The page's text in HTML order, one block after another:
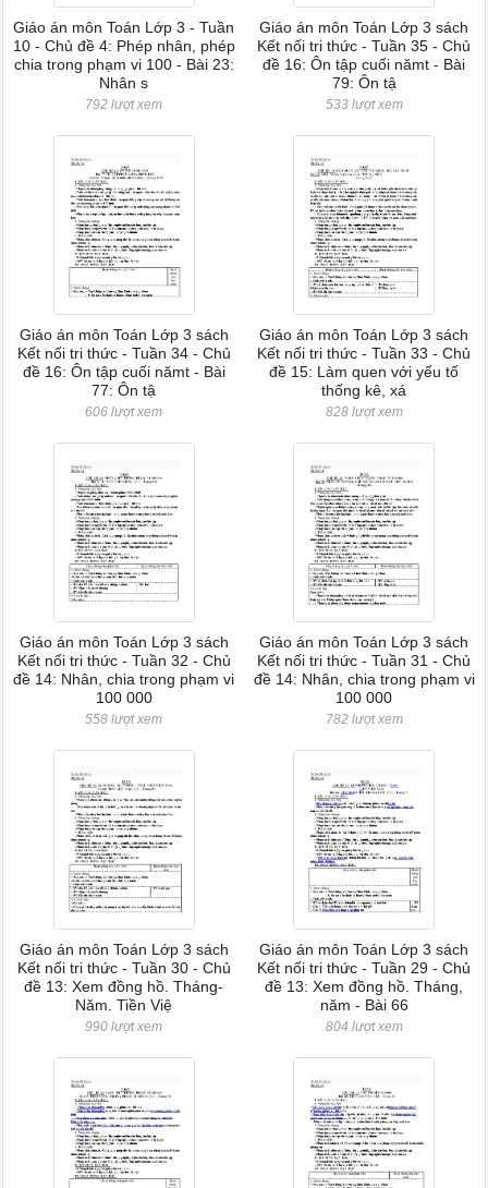
Giáo án môn Toán Lớp 3 - Tuần
10 - Chủ đề 4: Phép nhân, phép
chia trong phạm vi 100 - Bài 23:
Nhân s
792 lượt xem
Giáo án môn Toán Lớp 3 sách
Kết nối tri thức - Tuần 35 - Chủ
đề 16: Ôn tập cuối nămt - Bài
79: Ôn tậ
533 lượt xem
Giáo án môn Toán Lớp 3 sách
Kết nối tri thức - Tuần 34 - Chủ
đề 16: Ôn tập cuối nămt - Bài
77: Ôn tậ
606 lượt xem
Giáo án môn Toán Lớp 3 sách
Kết nối tri thức - Tuần 33 - Chủ
đề 15: Làm quen với yếu tố
thống kê, xá
828 lượt xem
Giáo án môn Toán Lớp 3 sách
Kết nối tri thức - Tuần 32 - Chủ
đề 14: Nhân, chia trong phạm vi
100 000
558 lượt xem
Giáo án môn Toán Lớp 3 sách
Kết nối tri thức - Tuần 31 - Chủ
đề 14: Nhân, chia trong phạm vi
100 000
782 lượt xem
Giáo án môn Toán Lớp 3 sách
Kết nối tri thức - Tuần 30 - Chủ
đề 13: Xem đồng hồ. Tháng-
Năm. Tiền Việ
990 lượt xem
Giáo án môn Toán Lớp 3 sách
Kết nối tri thức - Tuần 29 - Chủ
đề 13: Xem đồng hồ. Tháng,
năm - Bài 66
804 lượt xem